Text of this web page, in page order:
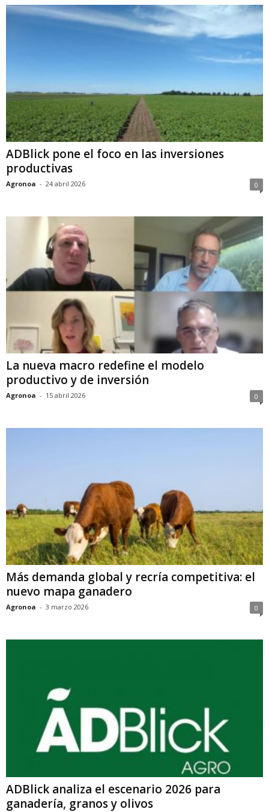
ADBlick pone el foco en las inversiones
productivas
Agronoa - 24 abril 2026 0
La nueva macro redefine el modelo
productivo y de inversión
Agronoa - 15 abril 2026 0
Más demanda global y recría competitiva: el
nuevo mapa ganadero
Agronoa - 3 marzo 2026 0
ADBlick analiza el escenario 2026 para
ganadería, granos y olivos